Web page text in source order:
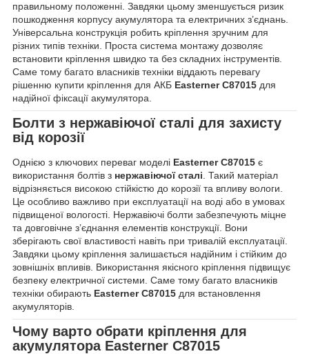
правильному положенні. Завдяки цьому зменшується ризик
пошкодження корпусу акумулятора та електричних з’єднань.
Універсальна конструкція робить кріплення зручним для
різних типів техніки. Проста система монтажу дозволяє
встановити кріплення швидко та без складних інструментів.
Саме тому багато власників техніки віддають перевагу
рішенню купити кріплення для АКБ Easterner C87015 для
надійної фіксації акумулятора.
Болти з нержавіючої сталі для захисту
від корозії
Однією з ключових переваг моделі Easterner C87015 є
використання болтів з нержавіючої сталі . Такий матеріал
відрізняється високою стійкістю до корозії та впливу вологи.
Це особливо важливо при експлуатації на воді або в умовах
підвищеної вологості. Нержавіючі болти забезпечують міцне
та довговічне з’єднання елементів конструкції. Вони
зберігають свої властивості навіть при тривалій експлуатації.
Завдяки цьому кріплення залишається надійним і стійким до
зовнішніх впливів. Використання якісного кріплення підвищує
безпеку електричної системи. Саме тому багато власників
техніки обирають Easterner C87015 для встановлення
акумуляторів.
Чому варто обрати кріплення для
акумулятора Easterner C87015